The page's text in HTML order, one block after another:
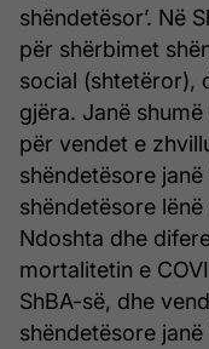
shëndetësor’. Në
për shërbimet
social (shtetëror),
gjëra. Janë
për vendet e
shëndetësore janë
shëndetësore
Ndoshta dhe
mortalitetin e
ShBA-së, dhe
shëndetësore janë